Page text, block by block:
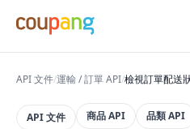
API 文件/運輸 / 訂單 API/檢視訂單配送
API 文件 商品 API 品類 API